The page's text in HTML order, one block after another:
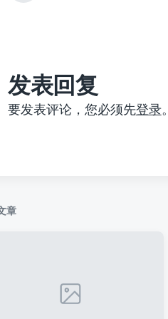
篇
发表回复
要发表评论，您必须先登录。
章